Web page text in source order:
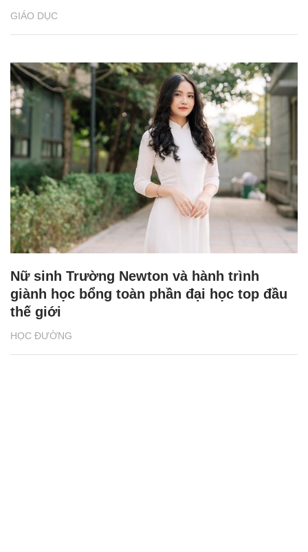
GIÁO DỤC
HỌC ĐƯỜNG
Nữ sinh Trường Newton và hành trình
giành học bổng toàn phần đại học top đầu
thế giới